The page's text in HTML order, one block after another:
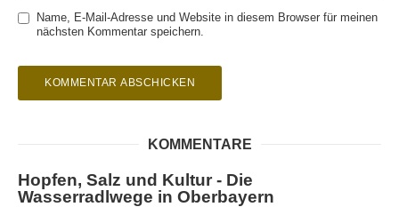
Name, E-Mail-Adresse und Website in diesem Browser für meinen
nächsten Kommentar speichern.
KOMMENTARE
Hopfen, Salz und Kultur - Die
Wasserradlwege in Oberbayern